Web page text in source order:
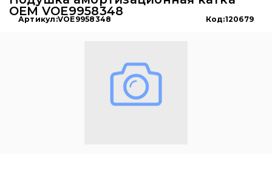
OEM VOE9958348
Артикул:VOE9958348 Код:120679